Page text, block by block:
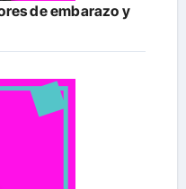
de embarazo y